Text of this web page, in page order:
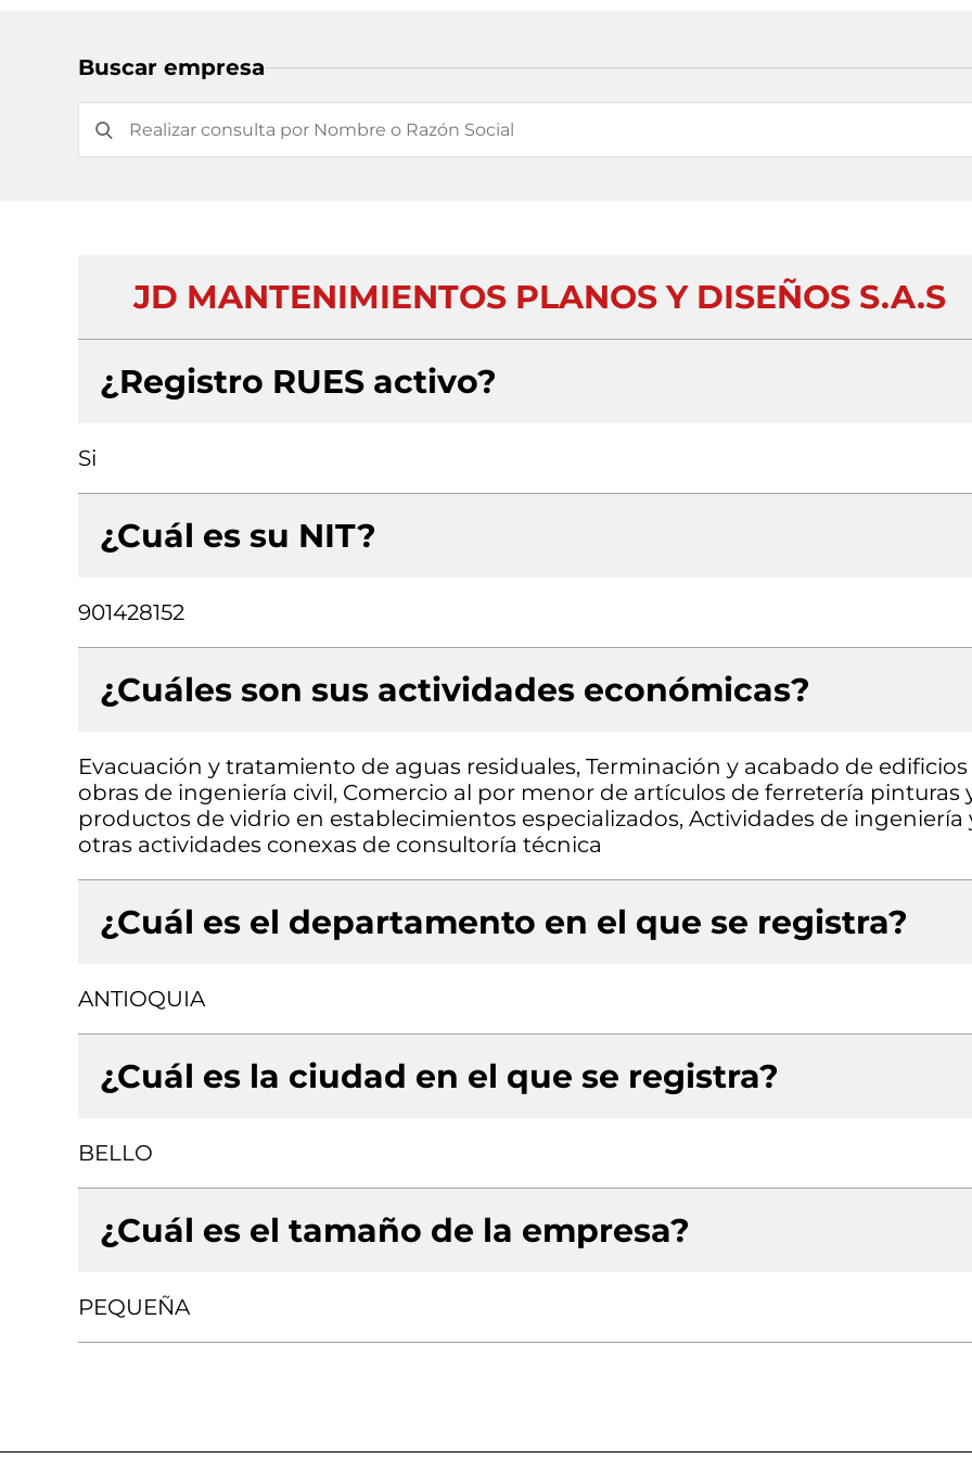
Buscar empresa
JD MANTENIMIENTOS PLANOS Y DISEÑOS S.A.S
¿Registro RUES activo?
Si
¿Cuál es su NIT?
901428152
¿Cuáles son sus actividades económicas?
Evacuación y tratamiento de aguas residuales, Terminación y acabado de edificios
obras de ingeniería civil, Comercio al por menor de artículos de ferretería pinturas
productos de vidrio en establecimientos especializados, Actividades de ingeniería
otras actividades conexas de consultoría técnica
¿Cuál es el departamento en el que se registra?
ANTIOQUIA
¿Cuál es la ciudad en el que se registra?
BELLO
¿Cuál es el tamaño de la empresa?
PEQUEÑA